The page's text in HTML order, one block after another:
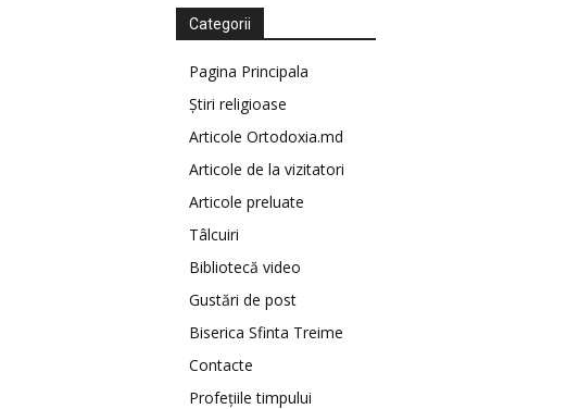
Categorii
Pagina Principala
Știri religioase
Articole Ortodoxia.md
Articole de la vizitatori
Articole preluate
Tâlcuiri
Bibliotecă video
Gustări de post
Biserica Sfinta Treime
Contacte
Profețiile timpului